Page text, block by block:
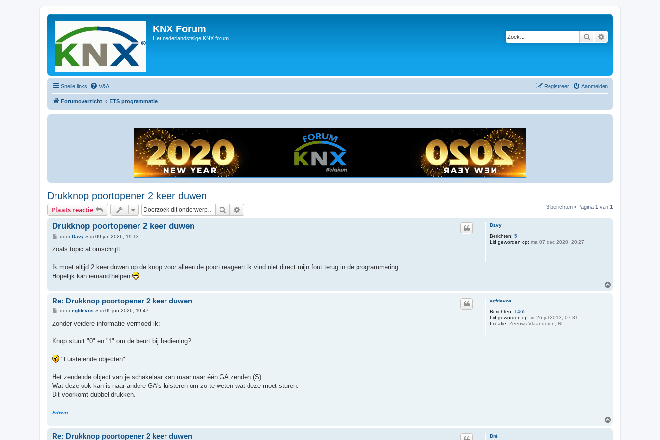
KNX Forum
Het nederlandstalige KNX forum Zoek
Snelle links V&A Aanmelden
Registreer
Forumoverzicht ETS programmatie
Drukknop poortopener 2 keer duwen
Plaats reactie Zoek 3 berichten • Pagina 1 van 1
Davy
Berichten: 5
Lid geworden op: ma 07 dec 2020, 20:27
Drukknop poortopener 2 keer duwen
B
r
h
doorDavy» di 09 jun 2026, 19:13
Zoals topic al omschrijft
Ik moet altijd 2 keer duwen op de knop voor alleen de poort reageert ik vind niet direct mijn fout terug in de programmering
Hopelijk kan iemand helpen
egfdevos
Berichten: 1465
Lid geworden op: vr 26 jul 2013, 07:31
Locatie: Zeeuws-Vlaanderen, NL
Re: Drukknop poortopener 2 keer duwen
B
r
h
dooregfdevos » di 09 jun 2026, 19:47
Zonder verdere informatie vermoed ik:
Knop stuurt "0" en "1" om de beurt bij bediening?
"Luisterende objecten"
Het zendende object van je schakelaar kan maar naar één GA zenden (S).
Wat deze ook kan is naar andere GA's luisteren om zo te weten wat deze moet sturen.
Dit voorkomt dubbel drukken.
Edwin
Dré
Re: Drukknop poortopener 2 keer duwen